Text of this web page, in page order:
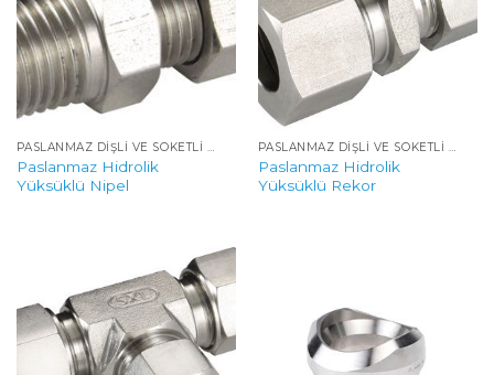
PASLANMAZ DIŞLI VE SOKETLI YÜKSEK BASINÇLI FITTINGS
Paslanmaz Hidrolik
Yüksüklü Nipel
PASLANMAZ DIŞLI VE SOKETLI YÜKSEK BASINÇLI FITTINGS
Paslanmaz Hidrolik
Yüksüklü Rekor